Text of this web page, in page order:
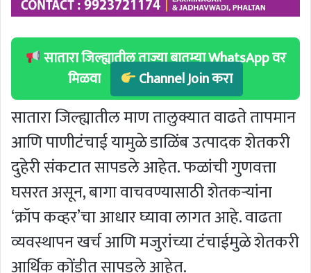
सातारा जिल्ह्यातील ताज्या बातम्या WhatsApp वर
मिळवा
Channel Join करा
सातारा जिल्ह्यातील माण तालुक्यात वाढते तापमान
आणि पाणीटंचाई यामुळे डाळिंब उत्पादक शेतकरी
दुहेरी संकटात सापडले आहेत. फळांची गुणवत्ता
घसरत असून, बागा वाचवण्यासाठी शेतकऱ्यांना
‘क्रॉप कव्हर’चा आधार घ्यावा लागत आहे. वाढता
व्यवस्थापन खर्च आणि मजुरांच्या टंचाईमुळे शेतकरी